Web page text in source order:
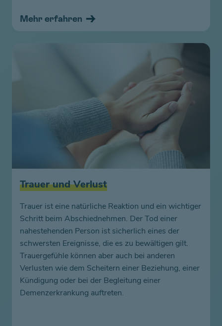
Mehr erfahren
Trauer und Verlust
Trauer ist eine natürliche Reaktion und ein wichtiger
Schritt beim Abschiednehmen. Der Tod einer
nahestehenden Person ist sicherlich eines der
schwersten Ereignisse, die es zu bewältigen gilt.
Trauergefühle können aber auch bei anderen
Verlusten wie dem Scheitern einer Beziehung, einer
Kündigung oder bei der Begleitung einer
Demenzerkrankung auftreten.